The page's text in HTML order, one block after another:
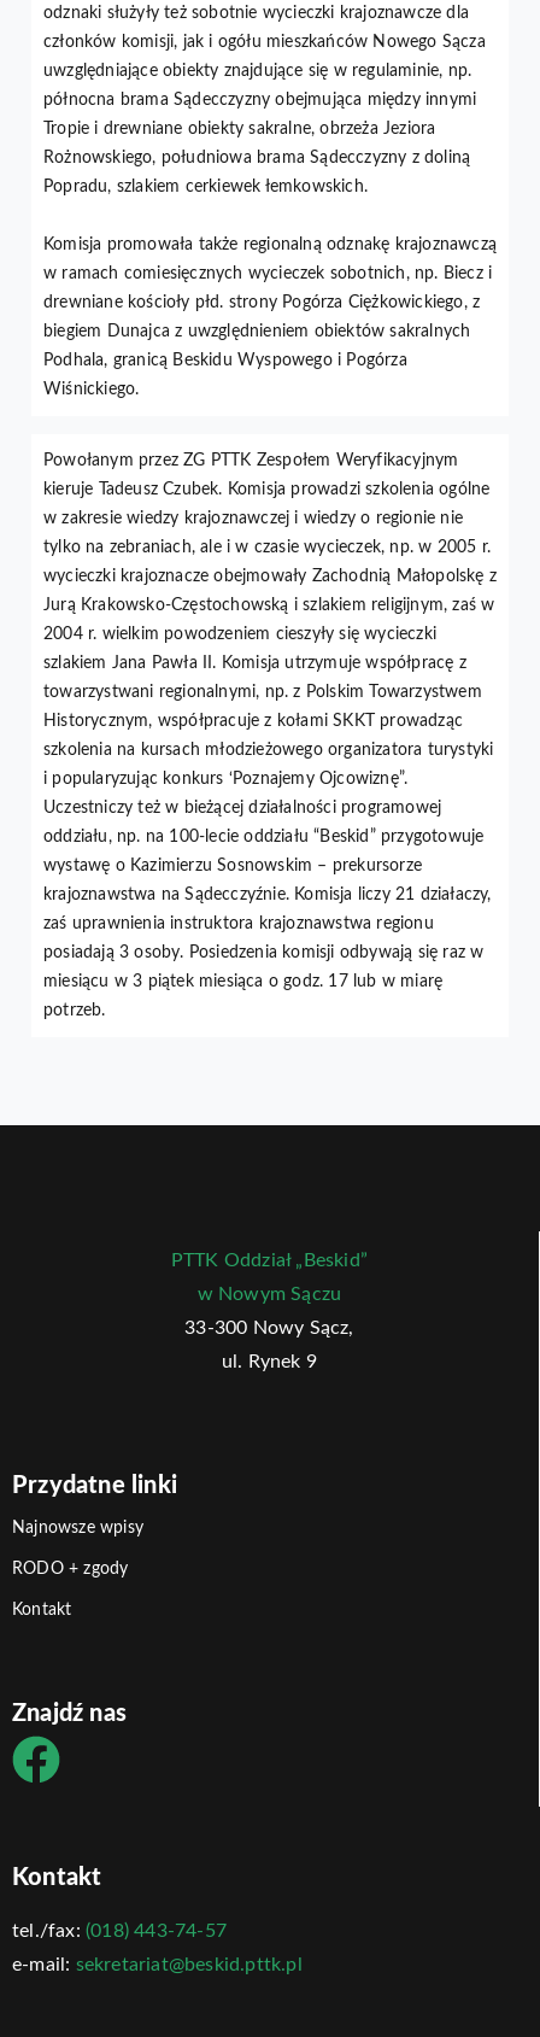
odznaki służyły też sobotnie wycieczki krajoznawcze dla
członków komisji, jak i ogółu mieszkańców Nowego Sącza
uwzględniające obiekty znajdujące się w regulaminie, np.
północna brama Sądecczyzny obejmująca między innymi
Tropie i drewniane obiekty sakralne, obrzeża Jeziora
Rożnowskiego, południowa brama Sądecczyzny z doliną
Popradu, szlakiem cerkiewek łemkowskich.
Komisja promowała także regionalną odznakę krajoznawczą
w ramach comiesięcznych wycieczek sobotnich, np. Biecz i
drewniane kościoły płd. strony Pogórza Ciężkowickiego, z
biegiem Dunajca z uwzględnieniem obiektów sakralnych
Podhala, granicą Beskidu Wyspowego i Pogórza
Wiśnickiego.
Powołanym przez ZG PTTK Zespołem Weryfikacyjnym
kieruje Tadeusz Czubek. Komisja prowadzi szkolenia ogólne
w zakresie wiedzy krajoznawczej i wiedzy o regionie nie
tylko na zebraniach, ale i w czasie wycieczek, np. w 2005 r.
wycieczki krajoznacze obejmowały Zachodnią Małopolskę z
Jurą Krakowsko-Częstochowską i szlakiem religijnym, zaś w
2004 r. wielkim powodzeniem cieszyły się wycieczki
szlakiem Jana Pawła II. Komisja utrzymuje współpracę z
towarzystwani regionalnymi, np. z Polskim Towarzystwem
Historycznym, współpracuje z kołami SKKT prowadząc
szkolenia na kursach młodzieżowego organizatora turystyki
i popularyzując konkurs ‘Poznajemy Ojcowiznę”.
Uczestniczy też w bieżącej działalności programowej
oddziału, np. na 100-lecie oddziału “Beskid” przygotowuje
wystawę o Kazimierzu Sosnowskim – prekursorze
krajoznawstwa na Sądecczyźnie. Komisja liczy 21 działaczy,
zaś uprawnienia instruktora krajoznawstwa regionu
posiadają 3 osoby. Posiedzenia komisji odbywają się raz w
miesiącu w 3 piątek miesiąca o godz. 17 lub w miarę
potrzeb.
PTTK Oddział „Beskid”
w Nowym Sączu
33-300 Nowy Sącz,
ul. Rynek 9
Przydatne linki
Najnowsze wpisy
RODO + zgody
Kontakt
Znajdź nas
Kontakt
tel./fax:(018) 443-74-57
e-mail: sekretariat@beskid.pttk.pl